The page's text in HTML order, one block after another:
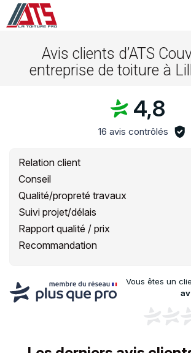
Avis clients d’ATS
entreprise de toiture à
4,8
16 avis contrôlés
Relation client
Conseil
Qualité/propreté travaux
Suivi projet/délais
Rapport qualité / prix
Recommandation
Vous êtes un